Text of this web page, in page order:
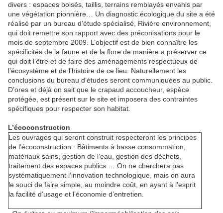
divers : espaces boisés, taillis, terrains remblayés envahis par
une végétation pionnière… Un diagnostic écologique du site a été
réalisé par un bureau d’étude spécialisé, Rivière environnement,
qui doit remettre son rapport avec des préconisations pour le
mois de septembre 2009. L’objectif est de bien connaître les
spécificités de la faune et de la flore de manière a préserver ce
qui doit l’être et de faire des aménagements respectueux de
l’écosystème et de l’histoire de ce lieu. Naturellement les
conclusions du bureau d’études seront communiquées au public.
D’ores et déjà on sait que le crapaud accoucheur, espèce
protégée, est présent sur le site et imposera des contraintes
spécifiques pour respecter son habitat.
L’écoconstruction
Les ouvrages qui seront construit respecteront les principes
de l’écoconstruction : Bâtiments à basse consommation,
matériaux sains, gestion de l’eau, gestion des déchets,
traitement des espaces publics ….On ne cherchera pas
systématiquement l’innovation technologique, mais on aura
le souci de faire simple, au moindre coût, en ayant à l’esprit
la facilité d’usage et l’économie d’entretien.